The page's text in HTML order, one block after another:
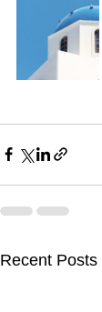
Recent Posts